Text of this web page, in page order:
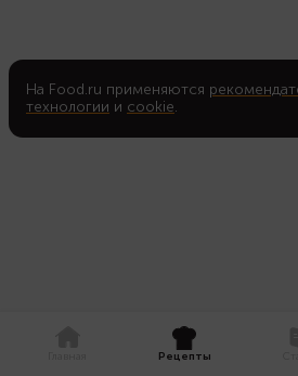
На Food.ru применяются
технологии и cookie.
Рецепты